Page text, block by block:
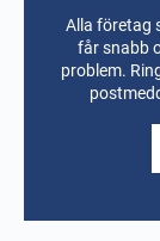
Alla företag
får snabb
problem.